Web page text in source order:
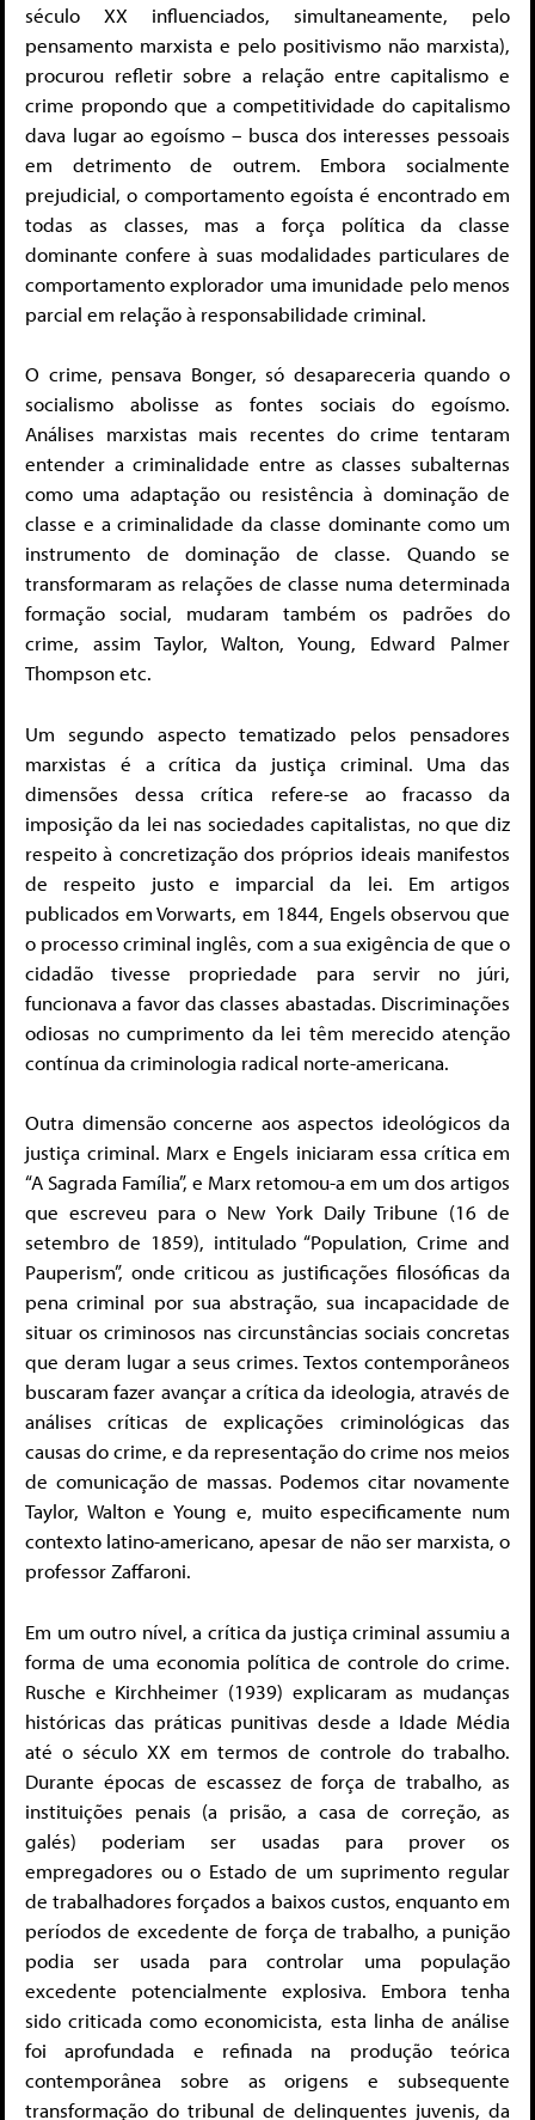
século XX influenciados, simultaneamente, pelo
pensamento marxista e pelo positivismo não marxista),
procurou refletir sobre a relação entre capitalismo e
crime propondo que a competitividade do capitalismo
dava lugar ao egoísmo – busca dos interesses pessoais
em detrimento de outrem. Embora socialmente
prejudicial, o comportamento egoísta é encontrado em
todas as classes, mas a força política da classe
dominante confere à suas modalidades particulares de
comportamento explorador uma imunidade pelo menos
parcial em relação à responsabilidade criminal.
O crime, pensava Bonger, só desapareceria quando o
socialismo abolisse as fontes sociais do egoísmo.
Análises marxistas mais recentes do crime tentaram
entender a criminalidade entre as classes subalternas
como uma adaptação ou resistência à dominação de
classe e a criminalidade da classe dominante como um
instrumento de dominação de classe. Quando se
transformaram as relações de classe numa determinada
formação social, mudaram também os padrões do
crime, assim Taylor, Walton, Young, Edward Palmer
Thompson etc.
Um segundo aspecto tematizado pelos pensadores
marxistas é a crítica da justiça criminal. Uma das
dimensões dessa crítica refere-se ao fracasso da
imposição da lei nas sociedades capitalistas, no que diz
respeito à concretização dos próprios ideais manifestos
de respeito justo e imparcial da lei. Em artigos
publicados em Vorwarts, em 1844, Engels observou que
o processo criminal inglês, com a sua exigência de que o
cidadão tivesse propriedade para servir no júri,
funcionava a favor das classes abastadas. Discriminações
odiosas no cumprimento da lei têm merecido atenção
contínua da criminologia radical norte-americana.
Outra dimensão concerne aos aspectos ideológicos da
justiça criminal. Marx e Engels iniciaram essa crítica em
“A Sagrada Família”, e Marx retomou-a em um dos artigos
que escreveu para o New York Daily Tribune (16 de
setembro de 1859), intitulado “Population, Crime and
Pauperism”, onde criticou as justificações filosóficas da
pena criminal por sua abstração, sua incapacidade de
situar os criminosos nas circunstâncias sociais concretas
que deram lugar a seus crimes. Textos contemporâneos
buscaram fazer avançar a crítica da ideologia, através de
análises críticas de explicações criminológicas das
causas do crime, e da representação do crime nos meios
de comunicação de massas. Podemos citar novamente
Taylor, Walton e Young e, muito especificamente num
contexto latino-americano, apesar de não ser marxista, o
professor Zaffaroni.
Em um outro nível, a crítica da justiça criminal assumiu a
forma de uma economia política de controle do crime.
Rusche e Kirchheimer (1939) explicaram as mudanças
históricas das práticas punitivas desde a Idade Média
até o século XX em termos de controle do trabalho.
Durante épocas de escassez de força de trabalho, as
instituições penais (a prisão, a casa de correção, as
galés) poderiam ser usadas para prover os
empregadores ou o Estado de um suprimento regular
de trabalhadores forçados a baixos custos, enquanto em
períodos de excedente de força de trabalho, a punição
podia ser usada para controlar uma população
excedente potencialmente explosiva. Embora tenha
sido criticada como economicista, esta linha de análise
foi aprofundada e refinada na produção teórica
contemporânea sobre as origens e subsequente
transformação do tribunal de delinquentes juvenis, da